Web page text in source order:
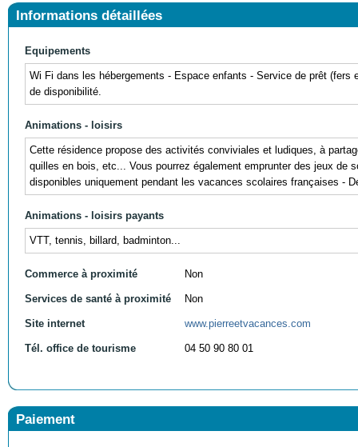
Informations détaillées
Equipements
Wi Fi dans les hébergements - Espace enfants - Service de prêt
de disponibilité.
Animations - loisirs
Cette résidence propose des activités conviviales et ludiques, à
quilles en bois, etc... Vous pourrez également emprunter des jeux de
disponibles uniquement pendant les vacances scolaires françaises -
Animations - loisirs payants
VTT, tennis, billard, badminton...
Commerce à proximité Non
Services de santé à proximité Non
Site internet www.pierreetvacances.com
Tél. office de tourisme 04 50 90 80 01
Paiement